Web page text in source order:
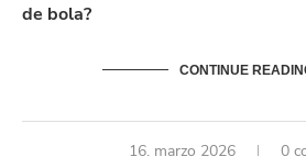
de bola?
CONTINUE
16. marzo 2026 0